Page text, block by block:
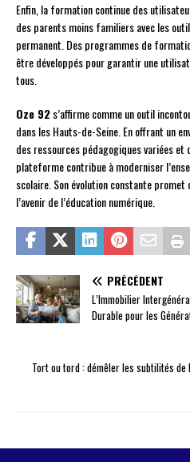
Enfin, la formation continue des
des parents moins familiers avec les
permanent. Des programmes de
être développés pour garantir une
tous.
Oze 92s’affirme comme un outil
dans les Hauts-de-Seine. En offrant un
des ressources pédagogiques variées
plateforme contribue à moderniser
scolaire. Son évolution constante
l’avenir de l’éducation numérique.
PRÉCÉDENT
L’Immobilier
Durable pour les
Tort ou tord : démêler les subtilités